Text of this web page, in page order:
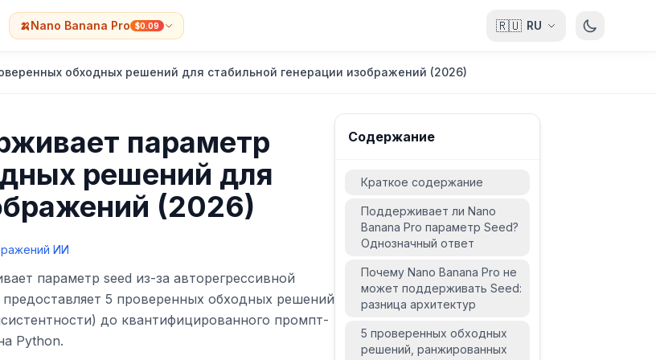
🍌Nano Banana Pro $0.09 🇷🇺 RU
обходных решений для стабильной генерации изображений (2026)
параметр
решений для
(2026)
ИИ
параметр seed из-за авторегрессивной
5 проверенных обходных решений
до квантифицированного промпт-
Python.
Содержание
Краткое содержание
Поддерживает ли Nano
Banana Pro параметр Seed?
Однозначный ответ
Почему Nano Banana Pro не
может поддерживать Seed:
разница архитектур
5 проверенных обходных
решений, ранжированных